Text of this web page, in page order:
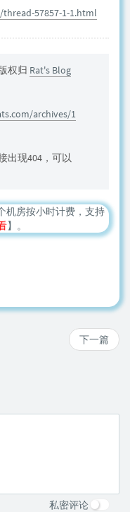
57857-1-1.html
权归 Rat's Blog
archives/1
出现404，可以
机房按小时计费，支持
】。
下一篇
私密评论